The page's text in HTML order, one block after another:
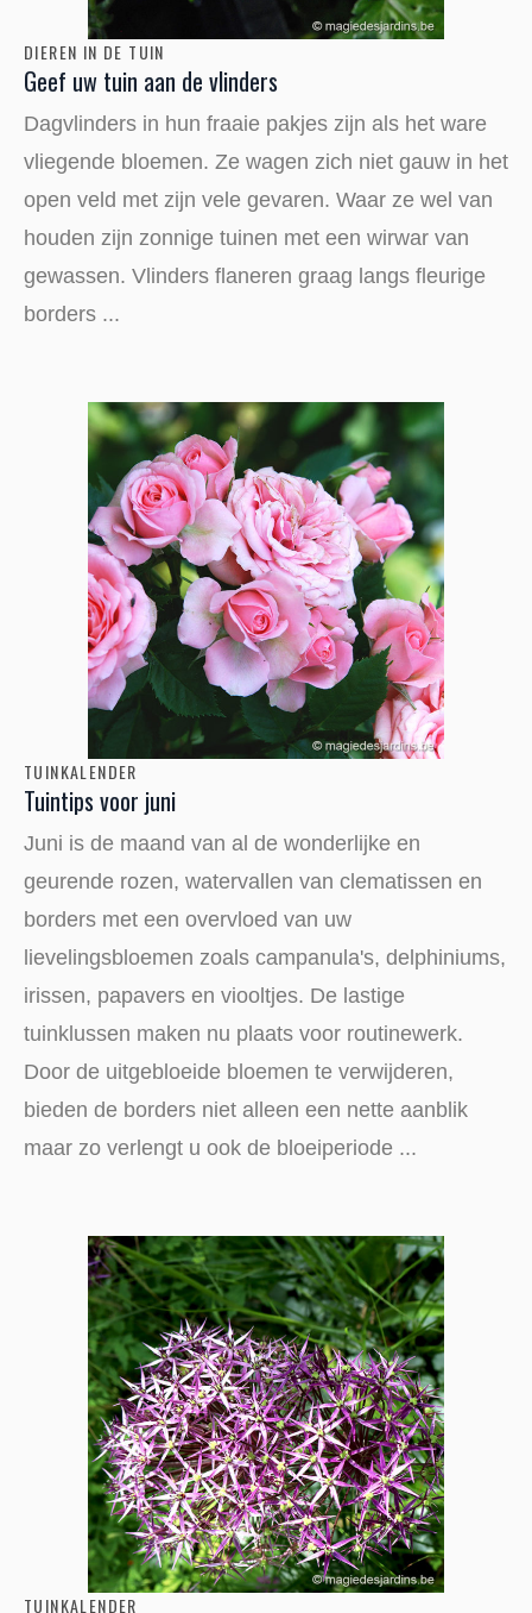
DIEREN IN DE TUIN
Geef uw tuin aan de vlinders
Dagvlinders in hun fraaie pakjes zijn als het ware
vliegende bloemen. Ze wagen zich niet gauw in het
open veld met zijn vele gevaren. Waar ze wel van
houden zijn zonnige tuinen met een wirwar van
gewassen. Vlinders flaneren graag langs fleurige
borders ...
TUINKALENDER
Tuintips voor juni
Juni is de maand van al de wonderlijke en
geurende rozen, watervallen van clematissen en
borders met een overvloed van uw
lievelingsbloemen zoals campanula's, delphiniums,
irissen, papavers en viooltjes. De lastige
tuinklussen maken nu plaats voor routinewerk.
Door de uitgebloeide bloemen te verwijderen,
bieden de borders niet alleen een nette aanblik
maar zo verlengt u ook de bloeiperiode ...
TUINKALENDER